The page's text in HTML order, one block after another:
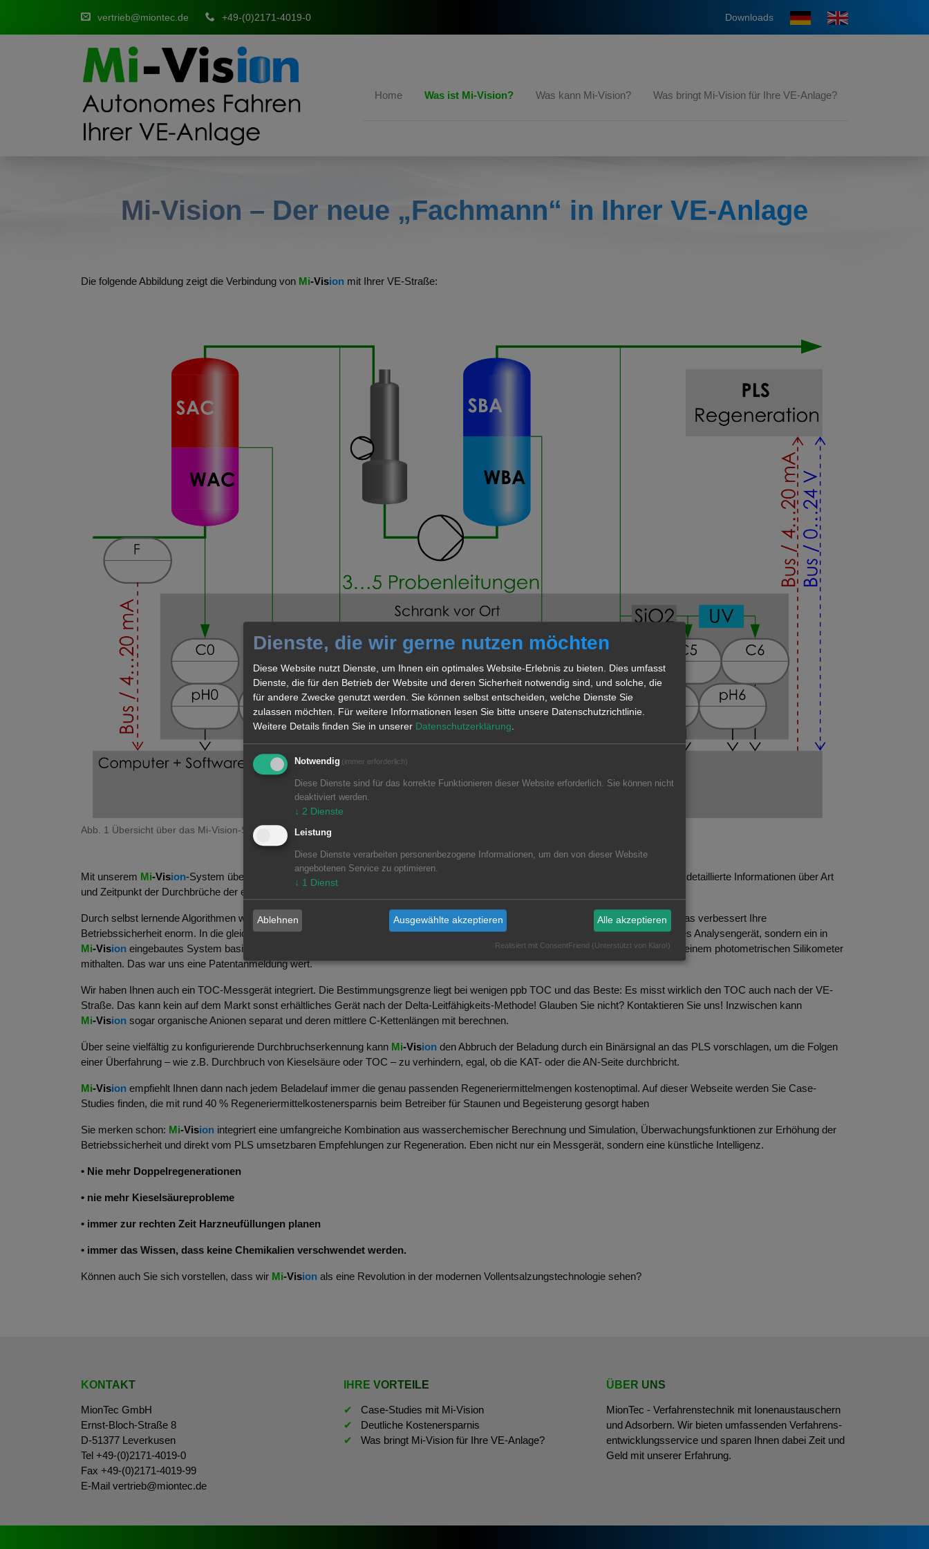
vertrieb@miontec.de +49-(0)2171-4019-0 Downloads
Home Was ist Mi-Vision? Was kann Mi-Vision? Was bringt Mi-Vision für Ihre VE-Anlage?
Mi‑Vision – Der neue „Fachmann“ in Ihrer VE-Anlage
Die folgende Abbildung zeigt die Verbindung von Mi‑Vision mit Ihrer VE-Straße:
Abb. 1 Übersicht über das Mi-Vision-System
Mit unserem Mi‑Vision-System überwacht und steuert sich Ihre VE-Anlage selbst. Sie diagnostiziert die Funktion und zeigt Ihnen sehr detaillierte Informationen über Art
und Zeitpunkt der Durchbrüche der einzelnen Stufen.
Durch selbst lernende Algorithmen werden bestimmungsgemäße Alterungsfolgen festgestellt und von echten Fehlern unterschieden. Das verbessert Ihre
Betriebssicherheit enorm. In die gleiche Richtung geht das in
ionenthaltene online-Silikometer. Nein, kein photometrisches teures Analysengerät, sondern ein in
Mi‑Vision eingebautes System basierend auf wenigen internen pH- und LF-Messsignalen. Aber die Empfindlichkeit kann trotzdem mit einem photometrischen Silikometer
mithalten. Das war uns eine Patentanmeldung wert.
Wir haben Ihnen auch ein TOC-Messgerät integriert. Die Bestimmungsgrenze liegt bei wenigen ppb TOC und das Beste: Es misst wirklich den TOC auch nach der VE-
Straße. Das kann kein auf dem Markt sonst erhältliches Gerät nach der Delta-Leitfähigkeits-Methode! Glauben Sie nicht? Kontaktieren Sie uns! Inzwischen kann
Mi‑Vision sogar organische Anionen separat und deren mittlere C-Kettenlängen mit berechnen.
Über seine vielfältig zu konfigurierende Durchbruchserkennung kann Mi‑Vision den Abbruch der Beladung durch ein Binärsignal an das PLS vorschlagen, um die Folgen
einer Überfahrung – wie z.B. Durchbruch von Kieselsäure oder TOC – zu verhindern, egal, ob die KAT- oder die AN-Seite durchbricht.
Mi‑Vision empfiehlt Ihnen dann nach jedem Beladelauf immer die genau passenden Regeneriermittelmengen kostenoptimal. Auf dieser Webseite werden Sie Case-
Studies finden, die mit rund 40 % Regeneriermittelkostenersparnis beim Betreiber für Staunen und Begeisterung gesorgt haben
Sie merken schon: Mi‑Vision integriert eine umfangreiche Kombination aus wasser­chemischer Berechnung und Simulation, Überwachungsfunktionen zur Erhöhung der
Betriebssicherheit und direkt vom PLS umsetzbaren Empfehlungen zur Regeneration. Eben nicht nur ein Messgerät, sondern eine künstliche Intelligenz.
• Nie mehr Doppelregenerationen
• nie mehr Kieselsäureprobleme
• immer zur rechten Zeit Harzneufüllungen planen
• immer das Wissen, dass keine Chemikalien verschwendet werden.
Können auch Sie sich vorstellen, dass wir Mi‑Vision als eine Revolution in der modernen Vollentsalzungstechnologie sehen?
KONTAKT
MionTec GmbH
Ernst-Bloch-Straße 8
D-51377 Leverkusen
Tel +49-(0)2171-4019-0
Fax +49-(0)2171-4019-99
E-Mail vertrieb@miontec.de
IHRE VORTEILE
Case-Studies mit Mi-Vision
Deutliche Kostenersparnis
Was bringt Mi-Vision für Ihre VE-Anlage?
ÜBER UNS
MionTec - Verfahrens­technik mit Ionen­austauschern
und Adsorbern. Wir bieten umfassenden Verfahrens­
entwicklungs­service und sparen Ihnen dabei Zeit und
Geld mit unserer Erfahrung.
Dienste, die wir gerne nutzen möchten
Diese Website nutzt Dienste, um Ihnen ein optimales Website-Erlebnis zu bieten. Dies umfasst
Dienste, die für den Betrieb der Website und deren Sicherheit notwendig sind, und solche, die
für andere Zwecke genutzt werden. Sie können selbst entscheiden, welche Dienste Sie
zulassen möchten. Für weitere Informationen lesen Sie bitte unsere Datenschutzrichtlinie.
Weitere Details finden Sie in unserer Datenschutzerklärung
Notwendig (immer erforderlich)
Diese Dienste sind für das korrekte Funktionieren dieser Website erforderlich. Sie können nicht
deaktiviert werden.
↓ 2 Dienste
Leistung
Diese Dienste verarbeiten personenbezogene Informationen, um den von dieser Website
angebotenen Service zu optimieren.
↓ 1 Dienst
Ablehnen Ausgewählte akzeptieren Alle akzeptieren
Realisiert mit ConsentFriend (Unterstützt von Klaro!)